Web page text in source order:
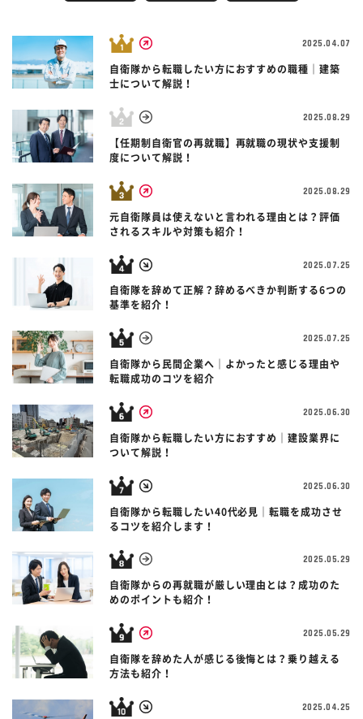
2025.04.07
自衛隊から転職したい方におすすめの職種｜建築
士について解説！
2025.08.29
【任期制自衛官の再就職】再就職の現状や支援制
度について解説！
2025.08.29
元自衛隊員は使えないと言われる理由とは？評価
されるスキルや対策も紹介！
2025.07.25
自衛隊を辞めて正解？辞めるべきか判断する6つの
基準を紹介！
2025.07.25
自衛隊から民間企業へ｜よかったと感じる理由や
転職成功のコツを紹介
2025.06.30
自衛隊から転職したい方におすすめ｜建設業界に
ついて解説！
2025.06.30
自衛隊から転職したい40代必見｜転職を成功させ
るコツを紹介します！
2025.05.29
自衛隊からの再就職が厳しい理由とは？成功のた
めのポイントも紹介！
2025.05.29
自衛隊を辞めた人が感じる後悔とは？乗り越える
方法も紹介！
2025.04.25